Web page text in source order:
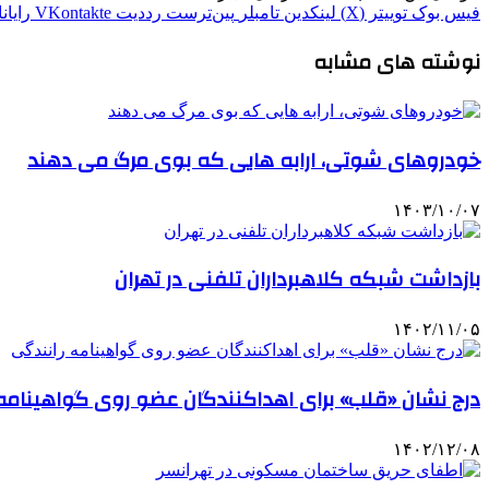
فیس بوک توییتر (X) لینکدین ‫تامبلر ‫پین‌ترست ‫رددیت ‫VKontakte
نوشته های مشابه
خودروهای شوتی، ارابه هایی که بوی مرگ می دهند
۱۴۰۳/۱۰/۰۷
بازداشت شبکه کلاهبرداران تلفنی در تهران
۱۴۰۲/۱۱/۰۵
درج نشان «قلب» برای اهداکنندگان عضو روی
۱۴۰۲/۱۲/۰۸